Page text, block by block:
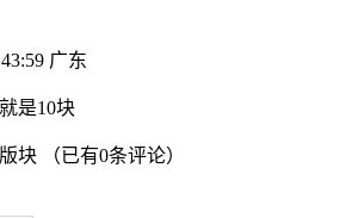
广东
是10块
块 （已有0条评论）